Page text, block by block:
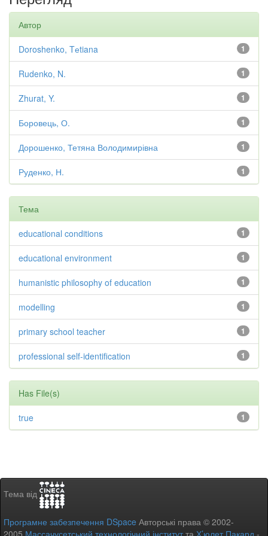
Автор
1
Doroshenko, Tеtiana
1
Rudenko, N.
1
Zhurat, Y.
1
Боровець, О.
1
Дорошенко, Тетяна Володимирівна
1
Руденко, Н.
Тема
1
educational conditions
1
educational environment
1
humanistic philosophy of education
1
modelling
1
primary school teacher
1
professional self-identification
Has File(s)
1
true
Тема від
Програмне забезпечення DSpace Авторські права © 2002-
2005 Массачусетський технологічний інститутта Х’юлет Пакард -